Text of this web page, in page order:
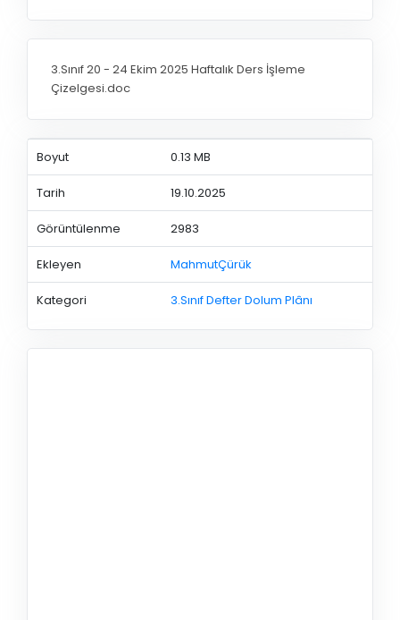
3.Sınıf 20 - 24 Ekim 2025 Haftalık Ders İşleme
Çizelgesi.doc
Boyut 0.13 MB
Tarih 19.10.2025
Görüntülenme 2983
Ekleyen MahmutÇürük
Kategori 3.Sınıf Defter Dolum Plânı